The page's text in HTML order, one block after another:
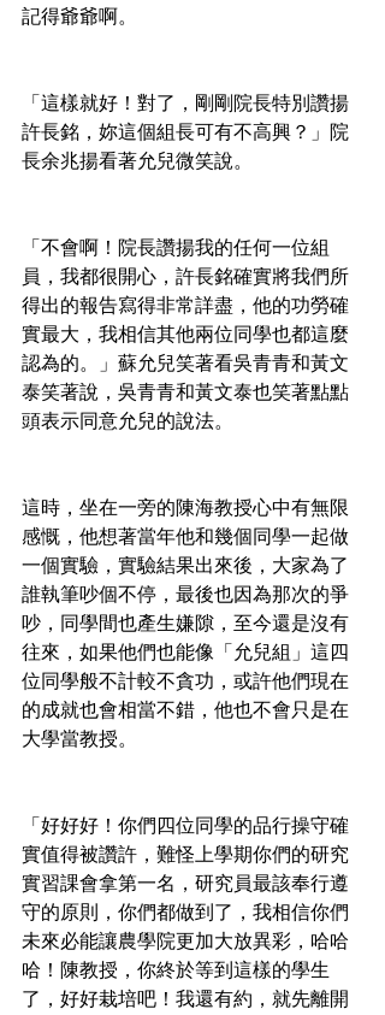
記得爺爺啊。
「這樣就好！對了，剛剛院長特別讚揚
許長銘，妳這個組長可有不高興？」院
長余兆揚看著允兒微笑說。
「不會啊！院長讚揚我的任何一位組
員，我都很開心，許長銘確實將我們所
得出的報告寫得非常詳盡，他的功勞確
實最大，我相信其他兩位同學也都這麼
認為的。」蘇允兒笑著看吳青青和黃文
泰笑著說，吳青青和黃文泰也笑著點點
頭表示同意允兒的說法。
這時，坐在一旁的陳海教授心中有無限
感慨，他想著當年他和幾個同學一起做
一個實驗，實驗結果出來後，大家為了
誰執筆吵個不停，最後也因為那次的爭
吵，同學間也產生嫌隙，至今還是沒有
往來，如果他們也能像「允兒組」這四
位同學般不計較不貪功，或許他們現在
的成就也會相當不錯，他也不會只是在
大學當教授。
「好好好！你們四位同學的品行操守確
實值得被讚許，難怪上學期你們的研究
實習課會拿第一名，研究員最該奉行遵
守的原則，你們都做到了，我相信你們
未來必能讓農學院更加大放異彩，哈哈
哈！陳教授，你終於等到這樣的學生
了，好好栽培吧！我還有約，就先離開